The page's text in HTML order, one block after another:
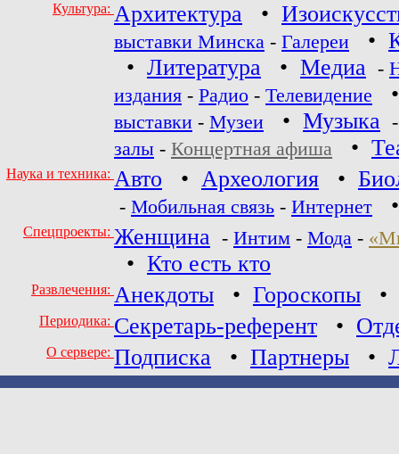
Культура: Архитектура •
выставки Минска - Галереи •
• Литература • Медиа -
издания - Радио - Телевидение
выставки - Музеи • Музыка
залы - Концертная афиша •
Наука и техника: Авто • Археология •
- Мобильная связь - Интернет
Спецпроекты: Женщина - Интим - Мода -
• Кто есть кто
Развлечения: Анекдоты • Гороскопы •
Периодика: Секретарь-референт •
О сервере: Подписка • Партнеры •